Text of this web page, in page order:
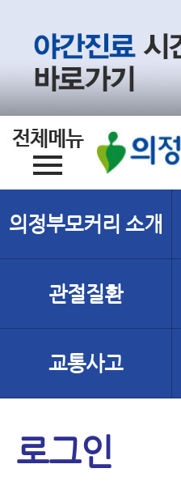
의정부모커리 소개
관절질환
교통사고
로그인